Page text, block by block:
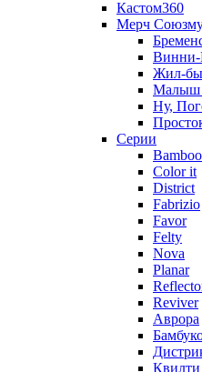
Кастом360
Мерч
Жил-
Малыш
Ну,
Серии
Color it
District
Fabrizio
Favor
Felty
Nova
Planar
Reviver
Аврора
Квилти